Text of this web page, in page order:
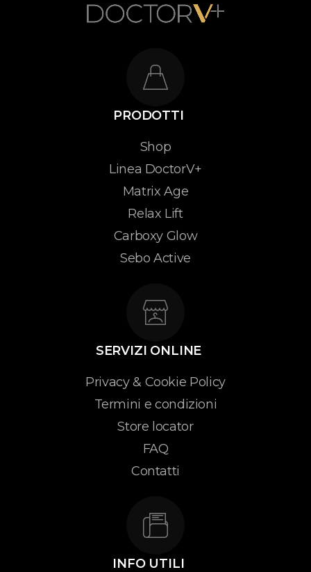
PRODOTTI
Shop
Linea DoctorV+
Matrix Age
Relax Lift
Carboxy Glow
Sebo Active
SERVIZI ONLINE
Privacy & Cookie Policy
Termini e condizioni
Store locator
FAQ
Contatti
INFO UTILI